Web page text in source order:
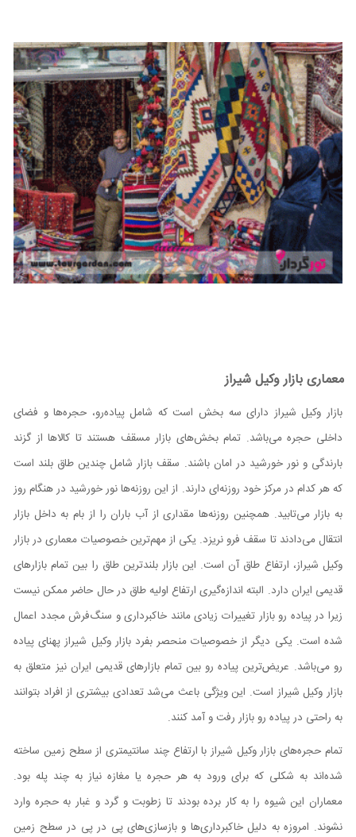
معماری بازار وکیل شیراز
بازار وکیل شیراز دارای سه بخش است که شامل پیاده‌رو، حجره‌ها و فضای
داخلی حجره می‌باشد. تمام بخش‌های بازار مسقف هستند تا کالاها از گزند
بارندگی و نور خورشید در امان باشند. سقف بازار شامل چندین طاق بلند است
که هر کدام در مرکز خود روزنه‌ای دارند. از این روزنه‌ها نور خورشید در هنگام روز
به بازار می‌تابید. همچنین روزنه‌ها مقداری از آب باران را از بام به داخل بازار
انتقال می‌دادند تا سقف فرو نریزد. یکی از مهم‌ترین خصوصیات معماری در بازار
وکیل شیراز، ارتفاع طاق آن است. این بازار بلندترین طاق را بین تمام بازار‌های
قدیمی ایران دارد. البته اندازه‌گیری ارتفاع اولیه طاق در حال حاضر ممکن نیست
زیرا در پیاده رو بازار تغییرات زیادی مانند خاکبرداری و سنگ‌فرش مجدد اعمال
شده است. یکی دیگر از خصوصیات منحصر بفرد بازار وکیل شیراز پهنای پیاده
رو می‌باشد. عریض‌ترین پیاده رو بین تمام بازار‌های قدیمی ایران نیز متعلق به
بازار وکیل شیراز است. این ویژگی باعث می‌شد تعدادی بیشتری از افراد بتوانند
به راحتی در پیاده رو بازار رفت و آمد کنند.
تمام حجره‌های بازار وکیل شیراز با ارتفاع چند سانتیمتری از سطح زمین ساخته
شده‌اند به شکلی که برای ورود به‌ هر حجره یا مغازه نیاز به چند پله بود.
معماران این شیوه را به کار برده بودند تا زطوبت و گرد و غبار به حجره وارد
نشوند. امروزه به دلیل خاکبرداری‌ها و بازسازی‌های پی در پی در سطح زمین